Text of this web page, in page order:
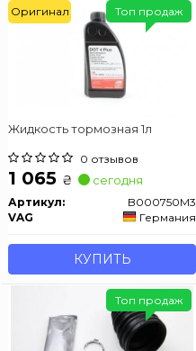
Жидкость тормозная 1л
0 отзывов
1 065 ₴ сегодня
Артикул:
B000750M3
VAG
Германия
КУПИТЬ
Топ продаж
Оригинал
Топ продаж